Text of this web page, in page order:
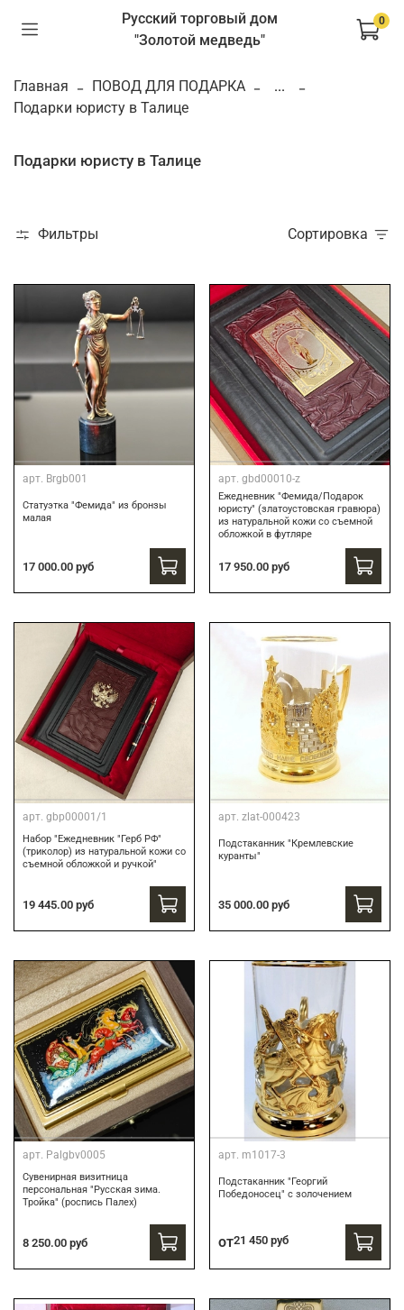
Русский торговый дом
"Золотой медведь"
0
Главная ПОВОД ДЛЯ ПОДАРКА
...
Подарки юристу в Талице
Подарки юристу в Талице
Фильтры Сортировка
арт. Brgb001
Статуэтка "Фемида" из бронзы
малая
17 000.00 руб
арт. gbd00010-z
Ежедневник "Фемида/Подарок
юристу" (златоустовская гравюра)
из натуральной кожи со съемной
обложкой в футляре
17 950.00 руб
арт. gbp00001/1
Набор "Ежедневник "Герб РФ"
(триколор) из натуральной кожи со
съемной обложкой и ручкой"
19 445.00 руб
арт. zlat-000423
Подстаканник "Кремлевские
куранты"
35 000.00 руб
арт. Palgbv0005
Сувенирная визитница
персональная "Русская зима.
Тройка" (роспись Палех)
8 250.00 руб
арт. m1017-3
Подстаканник "Георгий
Победоносец" с золочением
от21 450 руб